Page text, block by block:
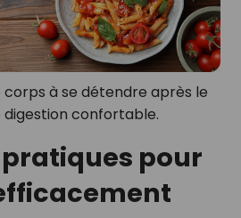
à se détendre après le
confortable.
pratiques pour